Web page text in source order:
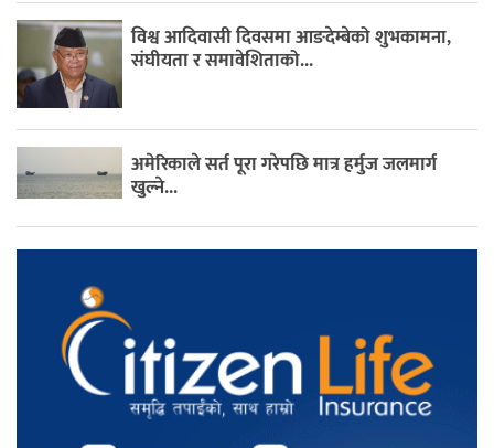
विश्व आदिवासी दिवसमा आङदेम्बेको शुभकामना,
संघीयता र समावेशिताको...
अमेरिकाले सर्त पूरा गरेपछि मात्र हर्मुज जलमार्ग
खुल्ने...